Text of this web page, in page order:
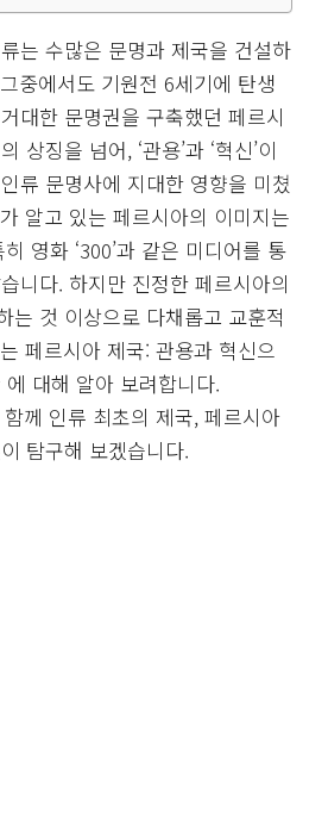
는 수많은 문명과 제국을 건설하
중에서도 기원전 6세기에 탄생
대한 문명권을 구축했던 페르시
상징을 넘어, ‘관용’과 ‘혁신’이
류 문명사에 지대한 영향을 미쳤
알고 있는 페르시아의 이미지는
영화 ‘300’과 같은 미디어를 통
니다. 하지만 진정한 페르시아의
는 것 이상으로 다채롭고 교훈적
페르시아 제국: 관용과 혁신으
대해 알아 보려합니다.
께 인류 최초의 제국, 페르시아
탐구해 보겠습니다.